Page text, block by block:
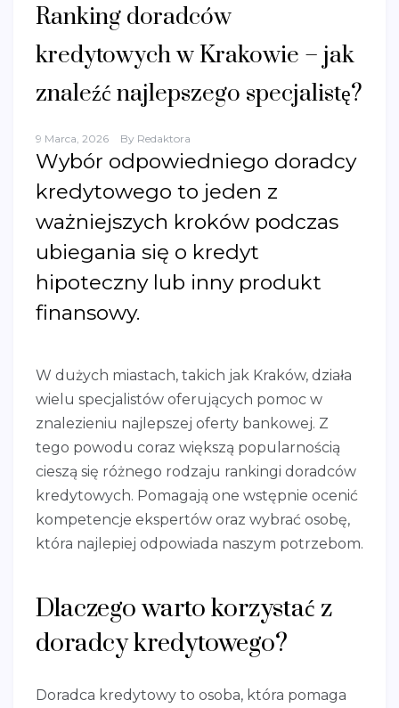
Ranking doradców
kredytowych w Krakowie – jak
znaleźć najlepszego specjalistę?
9 Marca, 2026 By Redaktora
Wybór odpowiedniego doradcy
kredytowego to jeden z
ważniejszych kroków podczas
ubiegania się o kredyt
hipoteczny lub inny produkt
finansowy.
W dużych miastach, takich jak Kraków, działa
wielu specjalistów oferujących pomoc w
znalezieniu najlepszej oferty bankowej. Z
tego powodu coraz większą popularnością
cieszą się różnego rodzaju rankingi doradców
kredytowych. Pomagają one wstępnie ocenić
kompetencje ekspertów oraz wybrać osobę,
która najlepiej odpowiada naszym potrzebom.
Dlaczego warto korzystać z
doradcy kredytowego?
Doradca kredytowy to osoba, która pomaga